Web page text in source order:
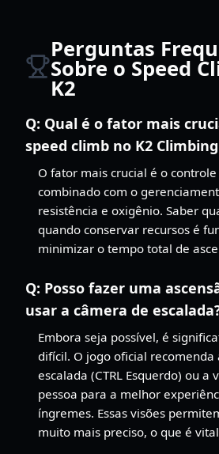
Perguntas
Sobre o Speed
K2
Q: Qual é o fator mais
speed climb no K2
O fator mais crucial é o
combinado com o
resistência e oxigênio. Saber
quando conservar recursos é
minimizar o tempo total de
Q: Posso fazer uma
usar a câmera de
Embora seja possível, é
difícil. O jogo oficial recomenda
escalada (CTRL Esquerdo) ou a
pessoa para a melhor
íngremes. Essas visões
muito mais preciso, o que é